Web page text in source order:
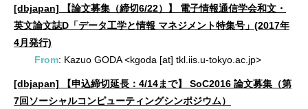
[dbjapan] 【論文募集（締切6/22）】 電子情報通信学会和文・
英文論文誌D「データ工学と情報 マネジメント特集号」(2017年
4月発行)
From: Kazuo GODA <kgoda [at] tkl.iis.u-tokyo.ac.jp>
[dbjapan] 【申込締切延長：4/14まで】 SoC2016 論文募集（第
7回ソーシャルコンピューティングシンポジウム）